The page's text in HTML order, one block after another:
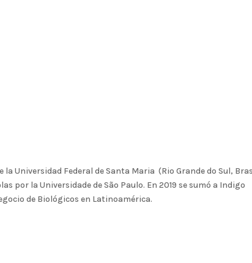
la Universidad Federal de Santa Maria (Rio Grande do Sul,
por la Universidade de São Paulo. En 2019 se sumó a Indigo
de Biológicos en Latinoamérica.